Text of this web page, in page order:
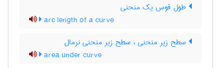
طول قوس یک منحنی
arc length of a curve
سطح زیر منحنی ، سطح زیر منحنی نرمال
area under curve